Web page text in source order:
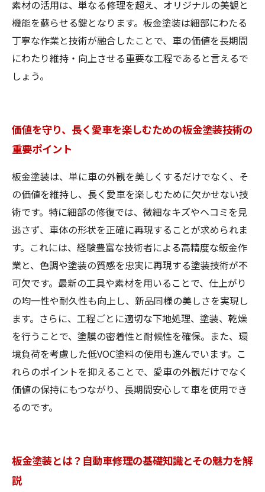
素材の活用は、単なる修理を超え、オリジナルの美観と
機能を蘇らせる鍵となります。板金塗装は細部にわたる
丁寧な作業と技術が融合したことで、車の価値を長期間
にわたり維持・向上させる重要な工程であると言えるで
しょう。
価値を守り、長く愛車を楽しむための板金塗装技術の
重要ポイント
板金塗装は、単に車の外観を美しくするだけでなく、そ
の価値を維持し、長く愛車を楽しむために欠かせない技
術です。特に細部の修復では、微細なキズやヘコミを見
逃さず、車体の形状を正確に再現することが求められま
す。これには、経験豊富な技術者による高精度な鈑金作
業と、色調や塗装の質感を忠実に再現する塗装技術が不
可欠です。最新の工具や素材を用いることで、仕上がり
の均一性や耐久性も向上し、新品同様の美しさを実現し
ます。さらに、工程ごとに適切な下地処理、塗装、乾燥
を行うことで、塗膜の密着性と耐候性を確保。また、環
境負荷を考慮した低VOC塗料の使用も進んでいます。こ
れらのポイントを抑えることで、愛車の外観だけでなく
価値の保持にもつながり、長期間安心して車を使用でき
るのです。
板金塗装とは？自動車修理の基礎知識とその魅力を解
説